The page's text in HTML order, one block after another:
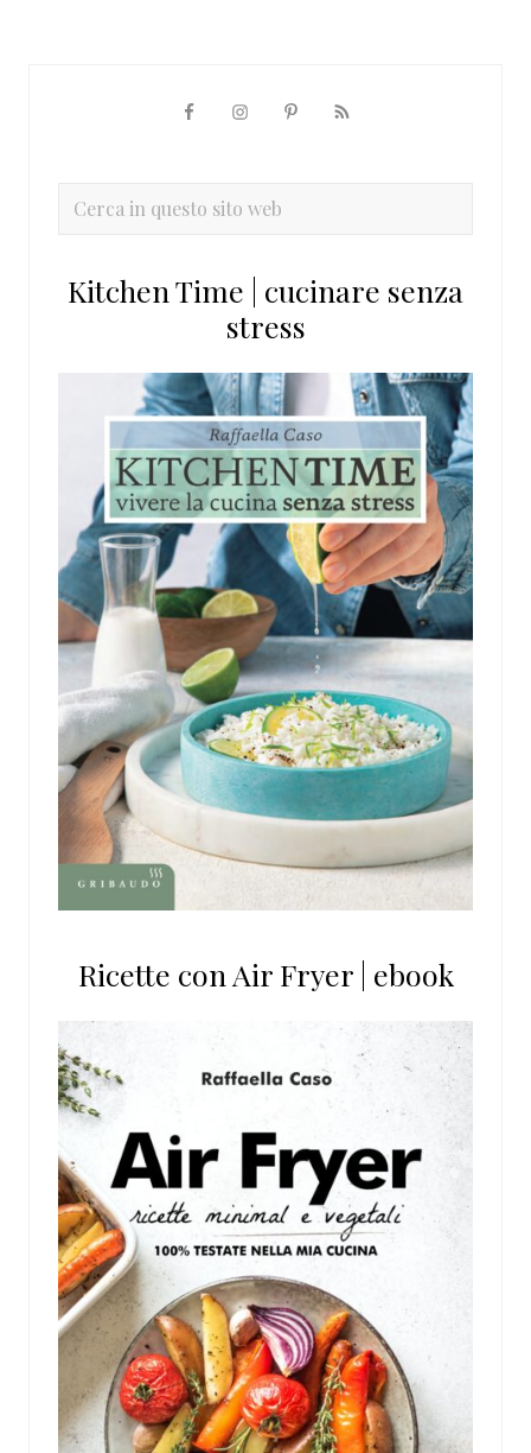
primaria
Cerca
sito
Kitchen Time | cucinare senza
stress
Ricette con Air Fryer | ebook